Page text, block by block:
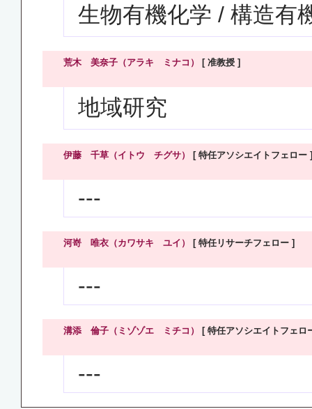
生物有機化学 / 構造有
荒木 美奈子（アラキ ミナコ） [ 准教授 ]
地域研究
伊藤 千草（イトウ チグサ） [ 特任アソシエイトフェロー ]
---
河嵜 唯衣（カワサキ ユイ） [ 特任リサーチフェロー ]
---
溝添 倫子（ミゾゾエ ミチコ） [ 特任アソシエイトフェロ
---